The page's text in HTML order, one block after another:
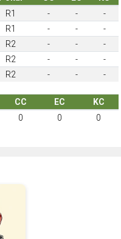
R1 - -
-
R1 - -
-
R2 - -
-
R2 - -
-
R2 - - -
CC EC
KC
0 0 0